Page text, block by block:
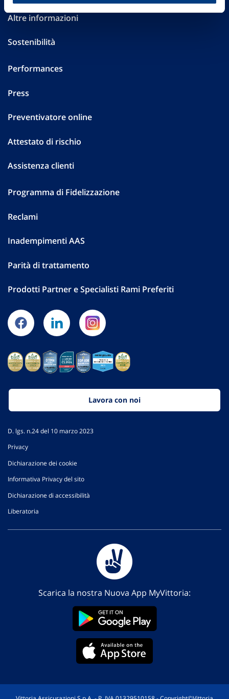
Altre informazioni
Sostenibilità
Performances
Press
Preventivatore online
Attestato di rischio
Assistenza clienti
Programma di Fidelizzazione
Reclami
Inadempimenti AAS
Parità di trattamento
Prodotti Partner e Specialisti Rami Preferiti
Lavora con noi
D. lgs. n.24 del 10 marzo 2023
Privacy
Dichiarazione dei cookie
Informativa Privacy del sito
Dichiarazione di accessibilità
Liberatoria
Scarica la nostra Nuova App MyVittoria: